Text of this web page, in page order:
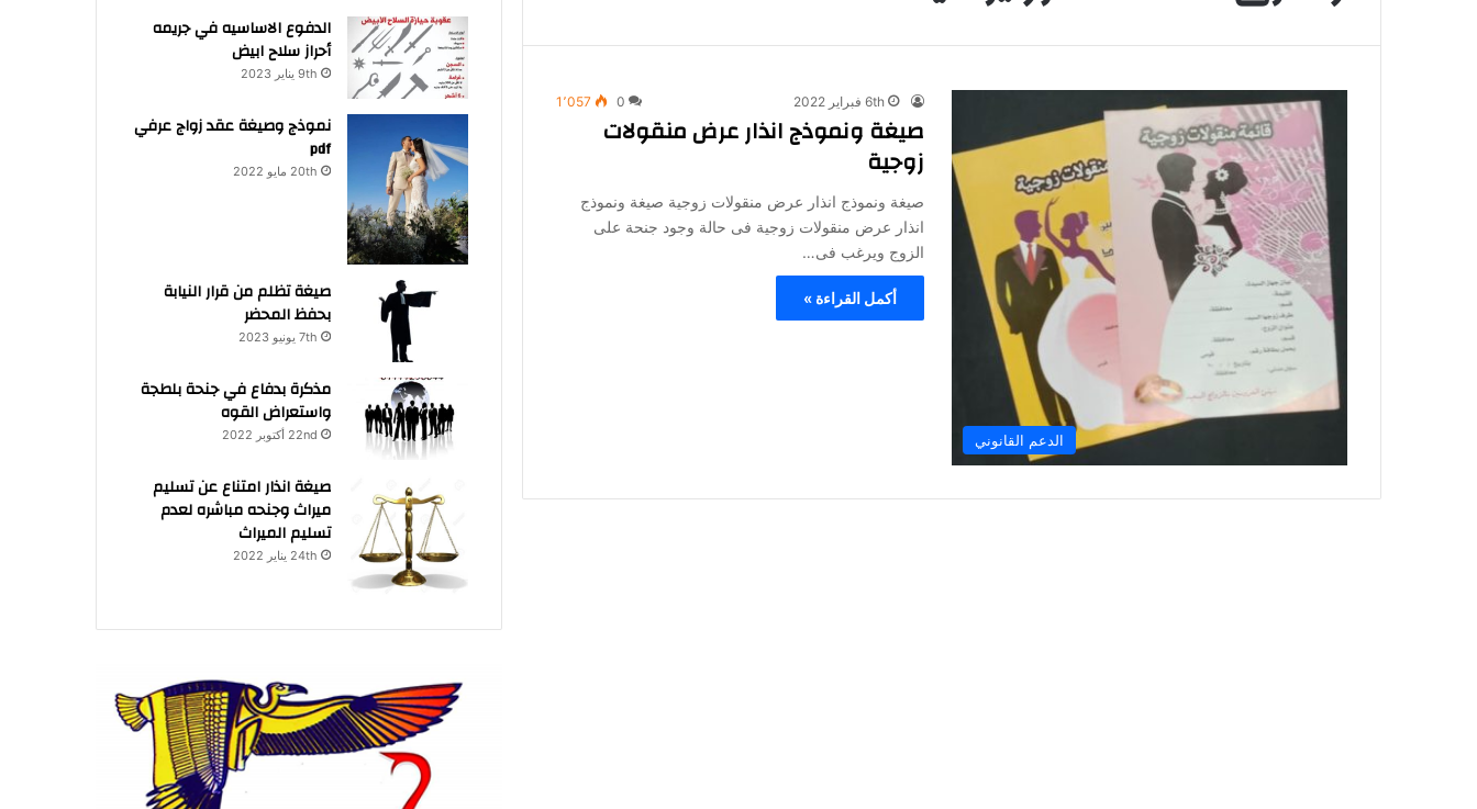
الدعم القانوني
6th فبراير 2022 0 1٬057
صيغة ونموذج انذار عرض منقولات
زوجية
صيغة ونموذج انذار عرض منقولات زوجية صيغة ونموذج
انذار عرض منقولات زوجية فى حالة وجود جنحة على
الزوج ويرغب فى…
أكمل القراءة »
الدفوع الاساسيه في جريمه
أحراز سلاح ابيض
9th يناير 2023
نموذج وصيغة عقد زواج عرفي
pdf
20th مايو 2022
صيغة تظلم من قرار النيابة
بحفظ المحضر
7th يونيو 2023
مذكرة بدفاع في جنحة بلطجة
واستعراض القوه
22nd أكتوبر 2022
صيغة انذار امتناع عن تسليم
ميراث وجنحه مباشره لعدم
تسليم الميراث
24th يناير 2022